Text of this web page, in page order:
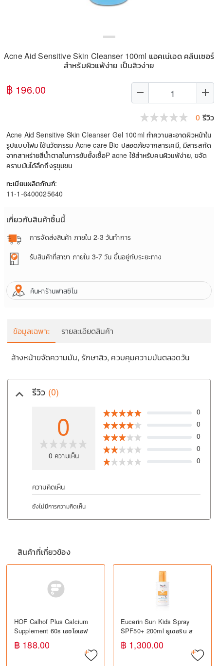
Acne Aid Sensitive Skin Cleanser 100ml แอคเน่เอด คลีนเซอร์
สำหรับผิวแพ้ง่าย เป็นสิวง่าย
฿ 196.00 remove add
0 รีวิว
Acne Aid Sensitive Skin Cleanser Gel 100ml ทำความสะอาดผิวหน้าใน
รูปแบบโฟม ใช้นวัตกรรม Acne care Bio ปลอดภัยจากสารเคมี, มีสารสกัด
จากสาหร่ายสีน้ำตาลในการยับยั้งเชื้อP acne ใช้สำหรับคนผิวแพ้ง่าย, ขจัด
คราบมันได้ลึกถึงรูขุมขน
ทะเบียนผลิตภัณฑ์:
11-1-6400025640
เกี่ยวกับสินค้าชิ้นนี้
การจัดส่งสินค้า ภายใน 2-3 วันทำการ
รับสินค้าที่สาขา ภายใน 3-7 วัน ขึ้นอยู่กับระยะทาง
ค้นหาร้านฟาสซิโน
ข้อมูลเฉพาะ รายละเอียดสินค้า
ล้างหน้าขจัดความมัน, รักษาสิว, ควบคุมความมันตลอดวัน
รีวิว (0)
keyboard_arrow_up
0
0 ความเห็น
0
0
0
0
0
ความคิดเห็น
ยังไม่มีการความคิดเห็น
สินค้าที่เกี่ยวข้อง
HOF Calhof Plus Calcium
Supplement 60s เอชโอเอฟ
แคลฮอฟ พลัส อาหารเสริม
แคลเซียม
฿ 188.00
Eucerin Sun Kids Spray
SPF50+ 200ml ยูเซอริน ส
เปรย์กันแดดสำหรับเด็ก
SPF50+ ปกป้องผิวจาก
฿ 1,300.00